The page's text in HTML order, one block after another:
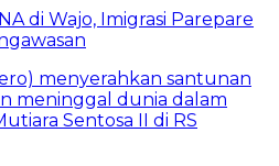
di Wajo, Imigrasi Parepare